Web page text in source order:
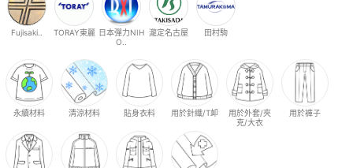
Fujisaki.. TORAY東麗 日本彈力NIH
O..
瀧定名古屋 田村駒
永續材料 清涼材料 貼身衣料 用於針織/T卹
用於外套/夾
克/大衣
用於褲子